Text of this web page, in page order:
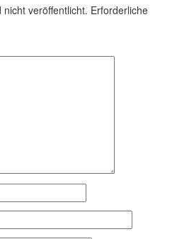
veröffentlicht. Erforderliche